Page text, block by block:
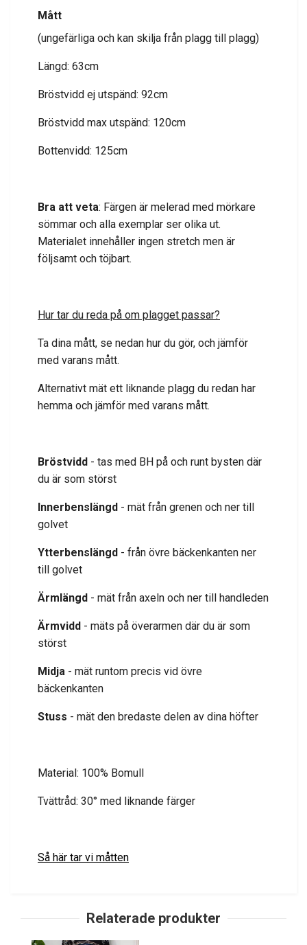
Mått
(ungefärliga och kan skilja från plagg till plagg)
Längd: 63cm
Bröstvidd ej utspänd: 92cm
Bröstvidd max utspänd: 120cm
Bottenvidd: 125cm
Bra att veta: Färgen är melerad med mörkare
sömmar och alla exemplar ser olika ut.
Materialet innehåller ingen stretch men är
följsamt och töjbart.
Hur tar du reda på om plagget passar?
Ta dina mått, se nedan hur du gör, och jämför
med varans mått.
Alternativt mät ett liknande plagg du redan har
hemma och jämför med varans mått.
Bröstvidd - tas med BH på och runt bysten där
du är som störst
Innerbenslängd - mät från grenen och ner till
golvet
Ytterbenslängd - från övre bäckenkanten ner
till golvet
Ärmlängd - mät från axeln och ner till handleden
Ärmvidd - mäts på överarmen där du är som
störst
Midja - mät runtom precis vid övre
bäckenkanten
Stuss - mät den bredaste delen av dina höfter
Material: 100% Bomull
Tvättråd: 30° med liknande färger
Så här tar vi måtten